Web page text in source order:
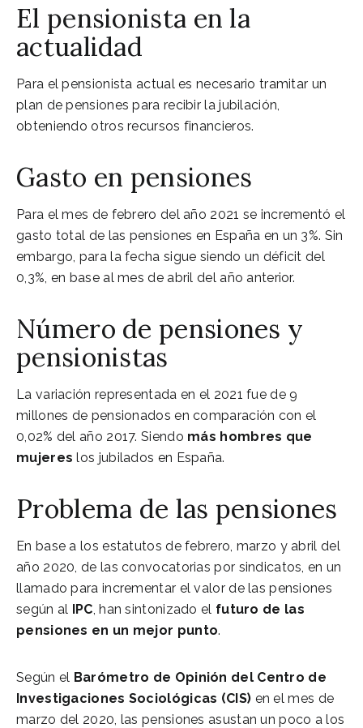
El pensionista en la
actualidad
Para el pensionista actual es necesario tramitar un
plan de pensiones para recibir la jubilación,
obteniendo otros recursos financieros.
Gasto en pensiones
Para el mes de febrero del año 2021 se incrementó el
gasto total de las pensiones en España en un 3%. Sin
embargo, para la fecha sigue siendo un déficit del
0,3%, en base al mes de abril del año anterior.
Número de pensiones y
pensionistas
La variación representada en el 2021 fue de 9
millones de pensionados en comparación con el
0,02% del año 2017. Siendo más hombres que
mujereslos jubilados en España.
Problema de las pensiones
En base a los estatutos de febrero, marzo y abril del
año 2020, de las convocatorias por sindicatos, en un
llamado para incrementar el valor de las pensiones
según al IPC, han sintonizado el futuro de las
pensiones en un mejor punto.
Según el Barómetro de Opinión del Centro de
Investigaciones Sociológicas (CIS) en el mes de
marzo del 2020, las pensiones asustan un poco a los